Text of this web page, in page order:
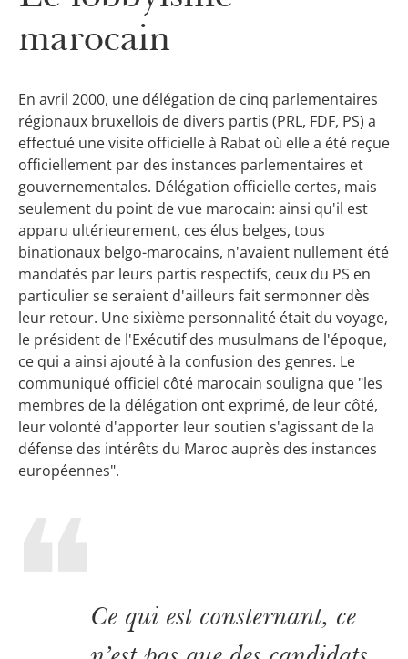
marocain
En avril 2000, une délégation de cinq parlementaires
régionaux bruxellois de divers partis (PRL, FDF, PS) a
effectué une visite officielle à Rabat où elle a été reçue
officiellement par des instances parlementaires et
gouvernementales. Délégation officielle certes, mais
seulement du point de vue marocain: ainsi qu'il est
apparu ultérieurement, ces élus belges, tous
binationaux belgo-marocains, n'avaient nullement été
mandatés par leurs partis respectifs, ceux du PS en
particulier se seraient d'ailleurs fait sermonner dès
leur retour. Une sixième personnalité était du voyage,
le président de l'Exécutif des musulmans de l'époque,
ce qui a ainsi ajouté à la confusion des genres. Le
communiqué officiel côté marocain souligna que "les
membres de la délégation ont exprimé, de leur côté,
leur volonté d'apporter leur soutien s'agissant de la
défense des intérêts du Maroc auprès des instances
européennes".
Ce qui est consternant, ce